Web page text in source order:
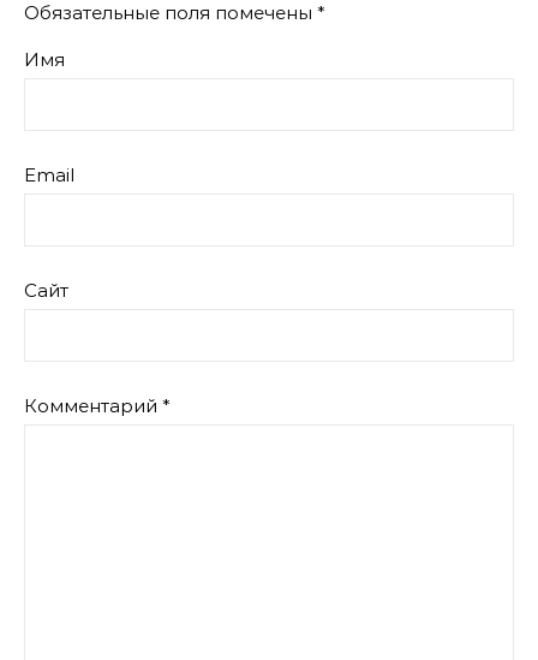
Обязательные поля помечены *
Имя
Email
Сайт
Комментарий *